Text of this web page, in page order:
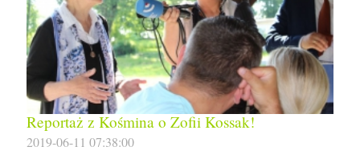
Reportaż z Kośmina o Zofii Kossak!
2019-06-11 07:38:00